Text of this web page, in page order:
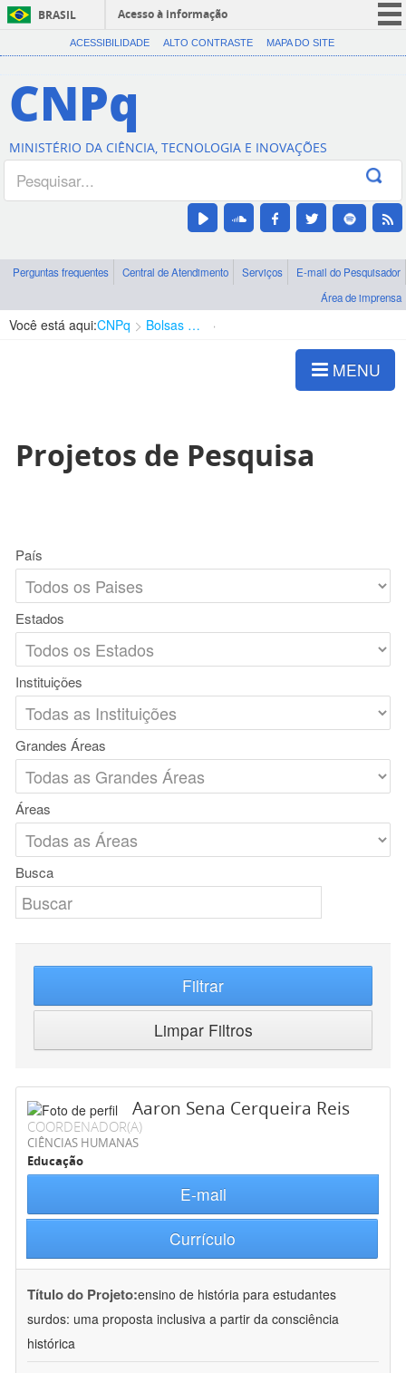
BRASIL
Acesso à informação
CORONAVÍRUS (COVID-19)
Canais
ACESSIBILIDADE ALTO CONTRASTE MAPA DO SITE
CNPq
MINISTÉRIO DA CIÊNCIA, TECNOLOGIA E INOVAÇÕES
Perguntas frequentes Central de Atendimento Serviços
E-mail do Pesquisador
Área de imprensa
Você está aqui:CNPq Bolsas e Auxílios Vigentes
MENU
Projetos de Pesquisa
País
Estados
Instituições
Grandes Áreas
Áreas
Busca
Filtrar
Limpar Filtros
Aaron Sena Cerqueira Reis
COORDENADOR(A)
CIÊNCIAS HUMANAS
Educação
E-mail
Currículo
Título do Projeto:ensino de história para estudantes
surdos: uma proposta inclusiva a partir da consciência
histórica